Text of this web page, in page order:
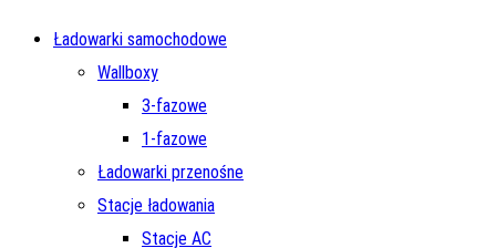
Ładowarki samochodowe
Wallboxy
3-fazowe
1-fazowe
Ładowarki przenośne
Stacje ładowania
Stacje AC